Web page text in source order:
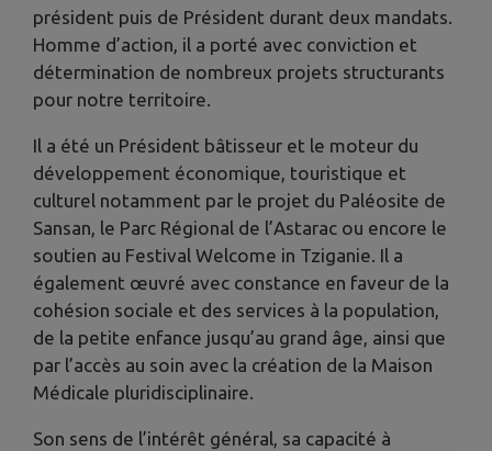
président puis de Président durant deux mandats.
Homme d’action, il a porté avec conviction et
détermination de nombreux projets structurants
pour notre territoire.
Il a été un Président bâtisseur et le moteur du
développement économique, touristique et
culturel notamment par le projet du Paléosite de
Sansan, le Parc Régional de l’Astarac ou encore le
soutien au Festival Welcome in Tziganie. Il a
également œuvré avec constance en faveur de la
cohésion sociale et des services à la population,
de la petite enfance jusqu’au grand âge, ainsi que
par l’accès au soin avec la création de la Maison
Médicale pluridisciplinaire.
Son sens de l’intérêt général, sa capacité à